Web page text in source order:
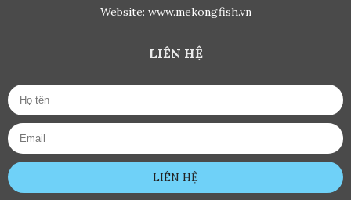
Website: www.mekongfish.vn
LIÊN HỆ
LIÊN HỆ